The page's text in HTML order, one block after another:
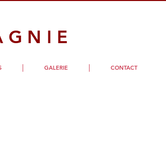
GALERIE CONTACT